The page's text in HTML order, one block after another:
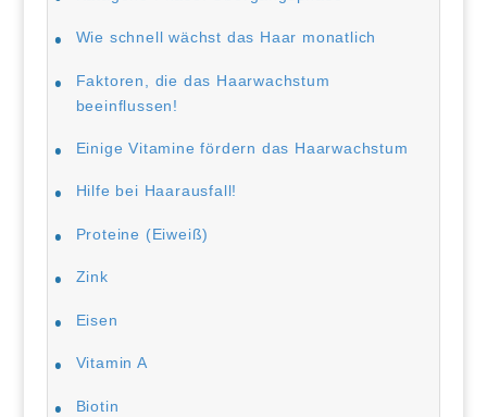
Wie schnell wächst das Haar monatlich
Faktoren, die das Haarwachstum
beeinflussen!
Einige Vitamine fördern das Haarwachstum
Hilfe bei Haarausfall!
Proteine (Eiweiß)
Zink
Eisen
Vitamin A
Biotin